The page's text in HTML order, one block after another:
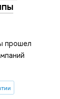
прошел